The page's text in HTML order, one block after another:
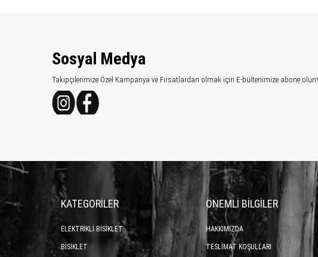
Sosyal Medya
Takipçilerimize Özel Kampanya ve Fırsatlardan olmak için E-bültenimize abone olun!
KATEGORİLER
ELEKTRİKLİ BİSİKLET
BİSİKLET
ÖNEMLİ BİLGİLER
HAKKIMIZDA
TESLİMAT KOŞULLARI